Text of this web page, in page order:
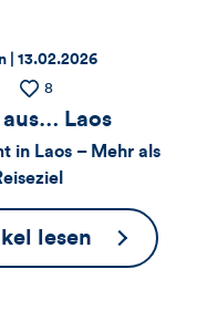
| Datum:
13.02.2026
Anzahl
8
Laos
in Laos – Mehr als
lesen Grüße
aus…